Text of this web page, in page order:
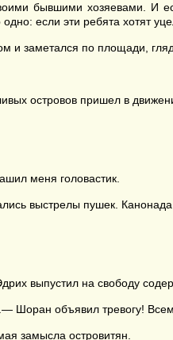
бывшими хозяевами. И
если эти ребята хотят
и заметался по площади,
островов пришел в
меня головастик.
выстрелы пушек.
выпустил на свободу
Шоран объявил тревогу!
замысла островитян.